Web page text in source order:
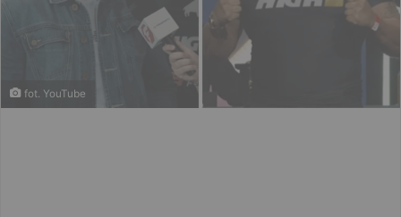
fot. YouTube